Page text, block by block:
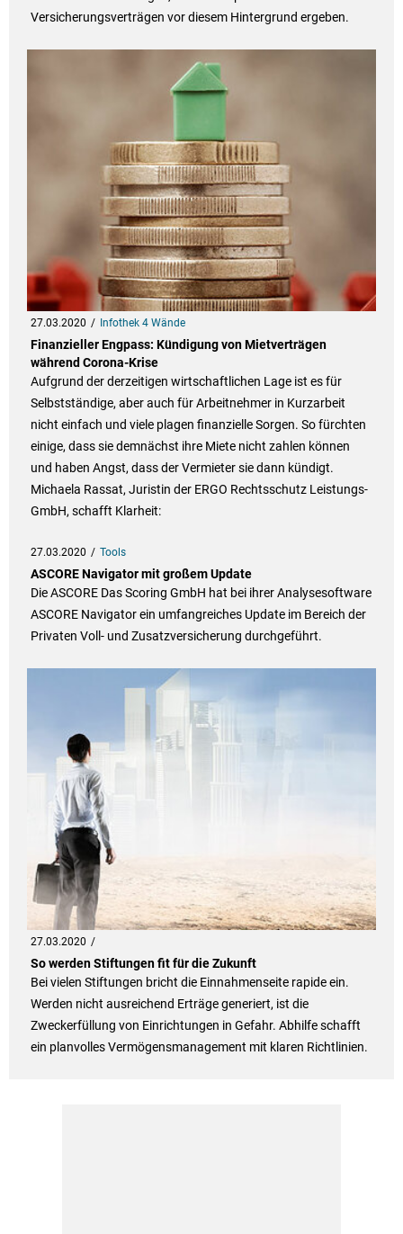
Versicherungsverträgen vor diesem Hintergrund ergeben.
27.03.2020 Infothek 4 Wände
Finanzieller Engpass: Kündigung von Mietverträgen
während Corona-Krise
Aufgrund der derzeitigen wirtschaftlichen Lage ist es für
Selbstständige, aber auch für Arbeitnehmer in Kurzarbeit
nicht einfach und viele plagen finanzielle Sorgen. So fürchten
einige, dass sie demnächst ihre Miete nicht zahlen können
und haben Angst, dass der Vermieter sie dann kündigt.
Michaela Rassat, Juristin der ERGO Rechtsschutz Leistungs-
GmbH, schafft Klarheit:
27.03.2020 Tools
ASCORE Navigator mit großem Update
Die ASCORE Das Scoring GmbH hat bei ihrer Analysesoftware
ASCORE Navigator ein umfangreiches Update im Bereich der
Privaten Voll- und Zusatzversicherung durchgeführt.
27.03.2020
So werden Stiftungen fit für die Zukunft
Bei vielen Stiftungen bricht die Einnahmenseite rapide ein.
Werden nicht ausreichend Erträge generiert, ist die
Zweckerfüllung von Einrichtungen in Gefahr. Abhilfe schafft
ein planvolles Vermögensmanagement mit klaren Richtlinien.